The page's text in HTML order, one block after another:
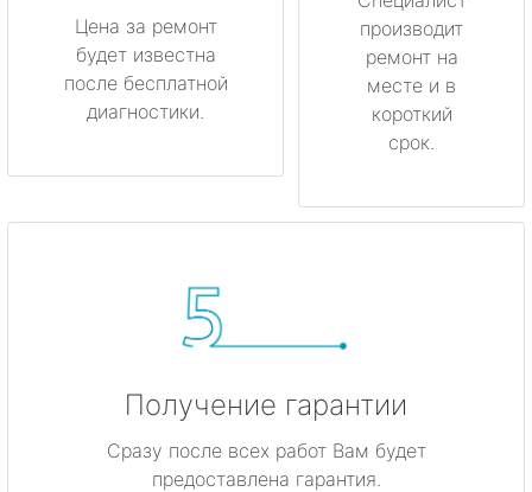
Цена за ремонт
будет известна
после бесплатной
диагностики.
производит
ремонт на
месте и в
короткий
срок.
Получение гарантии
Сразу после всех работ Вам будет
предоставлена гарантия.